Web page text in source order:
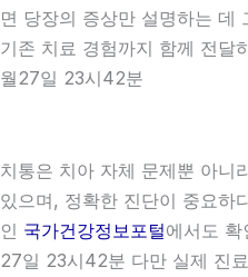
면 당장의 증상만 설명하는 데
기존 치료 경험까지 함께 전달
월27일 23시42분
치통은 치아 자체 문제뿐 아니
있으며, 정확한 진단이 중요하
인 국가건강정보포털에서도
27일 23시42분 다만 실제 진